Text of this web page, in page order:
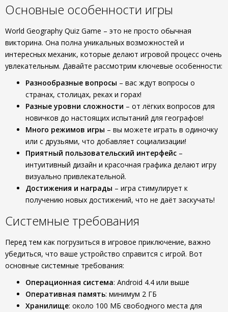
Основные особенности игры
World Geography Quiz Game – это не просто обычная
викторина. Она полна уникальных возможностей и
интересных механик, которые делают игровой процесс очень
увлекательным. Давайте рассмотрим ключевые особенности:
Разнообразные вопросы – вас ждут вопросы о
странах, столицах, реках и горах!
Разные уровни сложности – от лёгких вопросов для
новичков до настоящих испытаний для географов!
Много режимов игры – вы можете играть в одиночку
или с друзьями, что добавляет социализации!
Приятный пользовательский интерфейс –
интуитивный дизайн и красочная графика делают игру
визуально привлекательной.
Достижения и награды – игра стимулирует к
получению новых достижений, что не даёт заскучать!
Системные требования
Перед тем как погрузиться в игровое приключение, важно
убедиться, что ваше устройство справится с игрой. Вот
основные системные требования:
Операционная система: Android 4.4 или выше
Оперативная память: минимум 2 ГБ
Хранилище: около 100 МБ свободного места для